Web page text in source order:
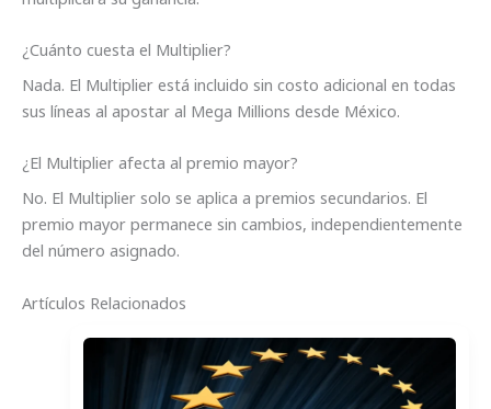
¿Cuánto cuesta el Multiplier?
Nada. El Multiplier está incluido sin costo adicional en todas
sus líneas al apostar al Mega Millions desde México.
¿El Multiplier afecta al premio mayor?
No. El Multiplier solo se aplica a premios secundarios. El
premio mayor permanece sin cambios, independientemente
del número asignado.
Artículos Relacionados